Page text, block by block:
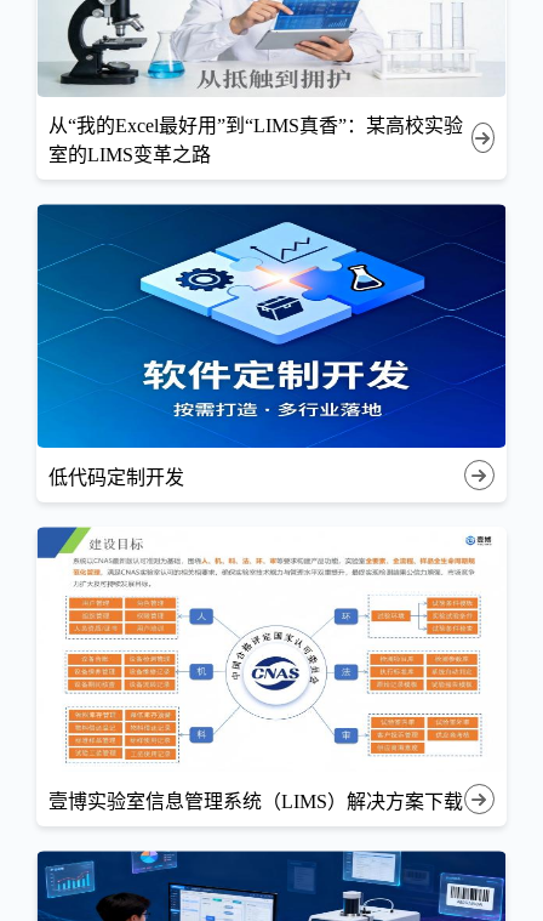
从“我的Excel最好用”到“LIMS真香”：某高校实验
室的LIMS变革之路
低代码定制开发
壹博实验室信息管理系统（LIMS）解决方案下载